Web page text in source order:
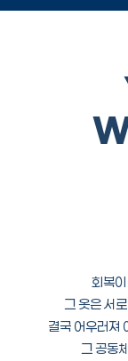
회복
그 옷은 서
결국 어우러져
그 공동